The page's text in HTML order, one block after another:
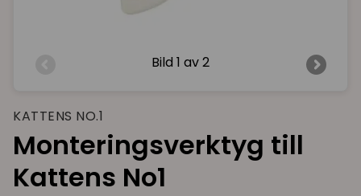
Bild 1 av 2
KATTENS NO.1
Monteringsverktyg till
Kattens No1